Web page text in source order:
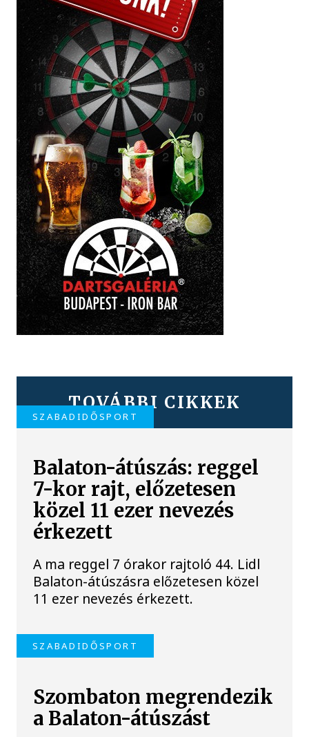
TOVÁBBI CIKKEK
SZABADIDŐSPORT
Balaton-átúszás: reggel
7-kor rajt, előzetesen
közel 11 ezer nevezés
érkezett
A ma reggel 7 órakor rajtoló 44. Lidl
Balaton-átúszásra előzetesen közel
11 ezer nevezés érkezett.
SZABADIDŐSPORT
Szombaton megrendezik
a Balaton-átúszást